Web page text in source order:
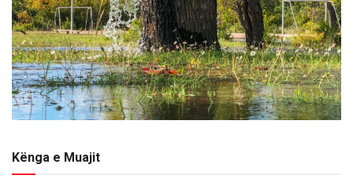
Kënga e Muajit